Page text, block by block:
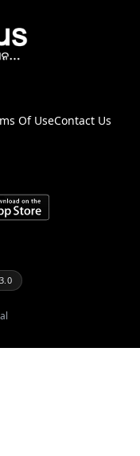
Of UseContact Us